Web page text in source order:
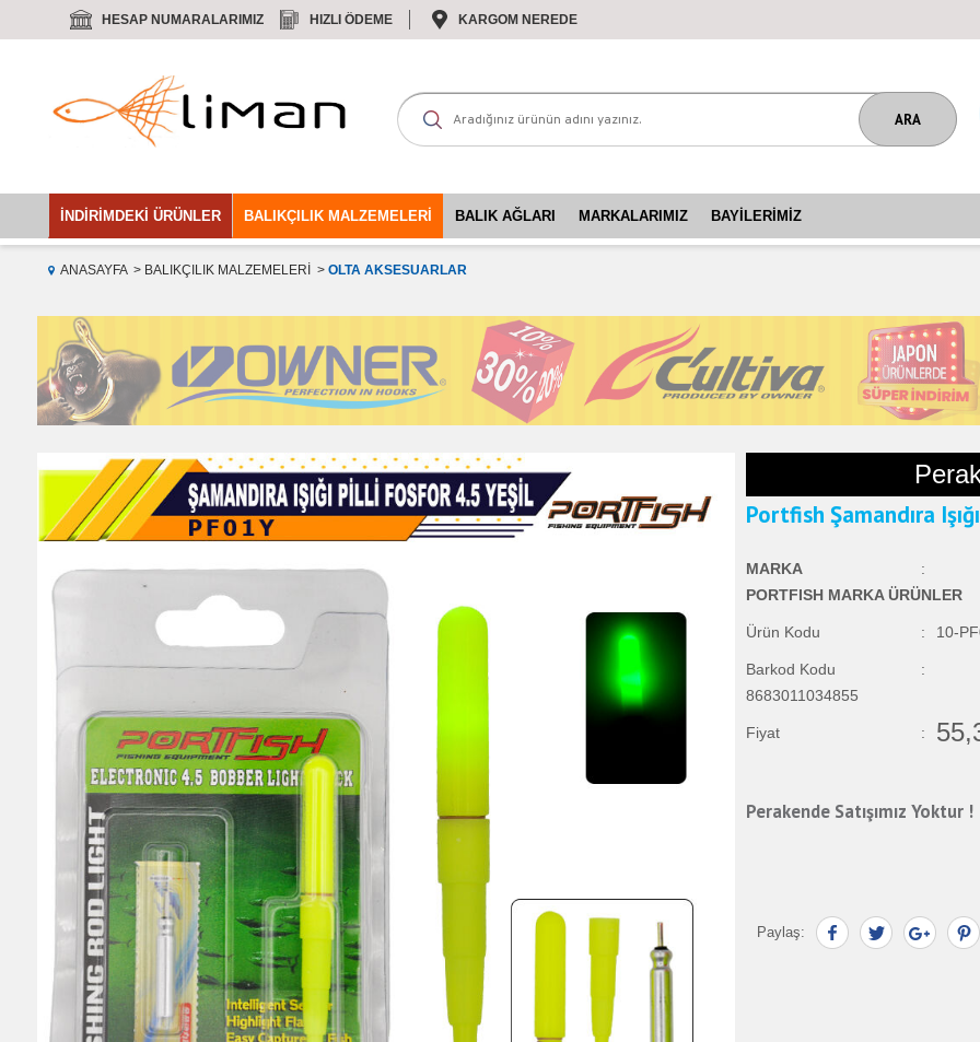
HESAP NUMARALARIMIZ HIZLI ÖDEME KARGOM NEREDE
İNDIRIMDEKI ÜRÜNLER BALIKÇILIK MALZEMELERI BALIK AĞLARI MARKALARIMIZ BAYILERIMIZ
ANASAYFA BALIKÇILIK MALZEMELERI OLTA AKSESUARLAR
Portfish Şamandıra
MARKA
:
PORTFISH MARKA ÜRÜNLER
Ürün Kodu : 10-
Barkod Kodu
:
8683011034855
Fiyat :
Perakende Satışımız Yoktur !
Paylaş: